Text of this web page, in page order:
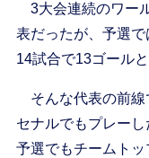
3大会連続のワー
表だったが、予選
14試合で13ゴール
そんな代表の前線
セナルでもプレー
予選でもチームト